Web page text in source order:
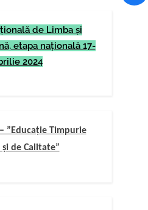
de Limba şi
etapa naţională 17-
2024
– ”Educație Timpurie
și de Calitate”